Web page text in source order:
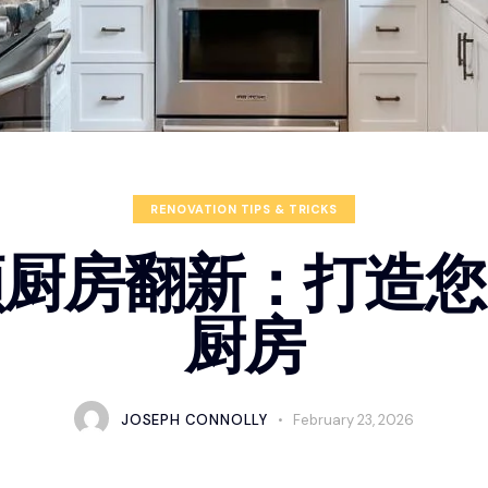
RENOVATION TIPS & TRICKS
房翻新：打造
厨房
JOSEPH CONNOLLY February 23, 2026